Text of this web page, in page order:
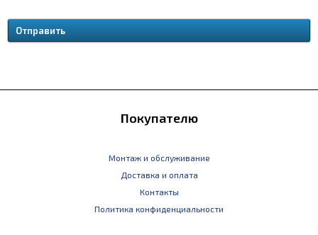
Покупателю
Монтаж и обслуживание
Доставка и оплата
Контакты
Политика конфиденциальности